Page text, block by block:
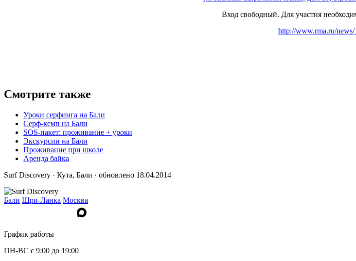
Вход свободный. Для участия
http://www.rma.ru/news/
Смотрите также
Уроки серфинга на Бали
Серф-кемп на Бали
SOS-пакет: проживание + уроки
Экскурсии на Бали
Проживание при школе
Аренда байка
Surf Discovery · Кута, Бали · обновлено 18.04.2014
Бали Шри-Ланка Москва
График работы
ПН-ВС c 9:00 до 19:00